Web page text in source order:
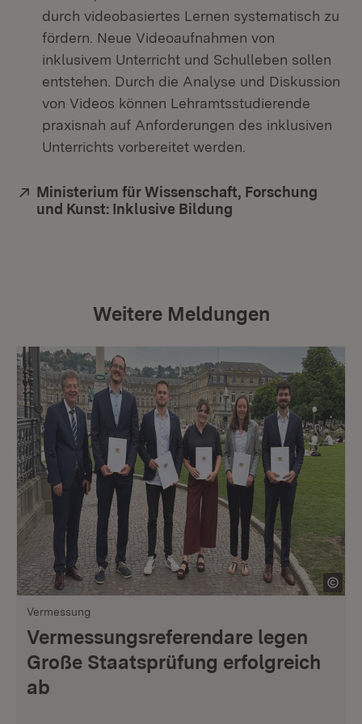
durch videobasiertes Lernen systematisch zu
fördern. Neue Videoaufnahmen von
inklusivem Unterricht und Schulleben sollen
entstehen. Durch die Analyse und Diskussion
von Videos können Lehramtsstudierende
praxisnah auf Anforderungen des inklusiven
Unterrichts vorbereitet werden.
Extern:
Ministerium für Wissenschaft, Forschung
und Kunst: Inklusive Bildung
Weitere Meldungen
Vermessung
Vermessungsreferendare legen
Große Staatsprüfung erfolgreich
ab